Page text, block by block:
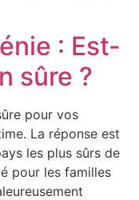
: Est-
sûre ?
pour vos
La réponse est
les plus sûrs de
pour les familles